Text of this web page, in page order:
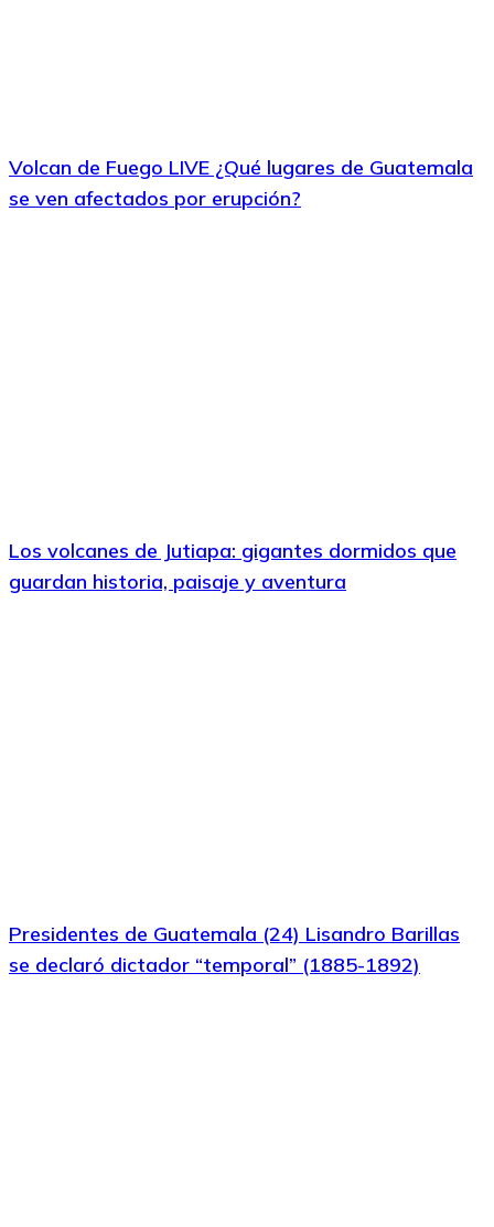
Volcan de Fuego LIVE ¿Qué lugares de Guatemala
se ven afectados por erupción?
Los volcanes de Jutiapa: gigantes dormidos que
guardan historia, paisaje y aventura
Presidentes de Guatemala (24) Lisandro Barillas
se declaró dictador “temporal” (1885-1892)